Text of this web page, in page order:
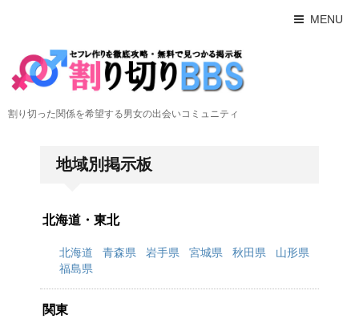
MENU
割り切った関係を希望する男女の出会いコミュニティ
地域別掲示板
北海道・東北
北海道 青森県 岩手県 宮城県 秋田県
山形県
福島県
関東